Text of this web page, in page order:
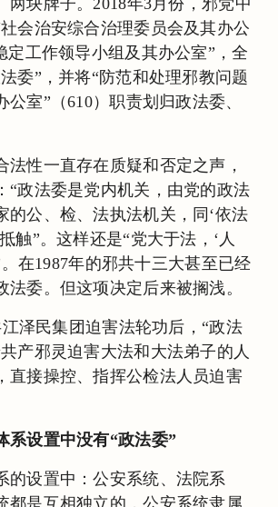
会治安综合治理委员会及其办公
定工作领导小组及其办公室”，全
委”，并将“防范和处理邪教问题
公室”（610）职责划归政法委、
法性一直存在质疑和否定之声，
“政法委是党内机关，由党的政法
的公、检、法执法机关，同‘依法
触”。这样还是“党大于法，‘人
。在1987年的邪共十三大甚至已经
法委。但这项决定后来被搁浅。
泽民集团迫害法轮功后，“政法
产邪灵迫害大法和大法弟子的人
直接操控、指挥公检法人员迫害
系设置中没有“政法委”
的设置中：公安系统、法院系
都是互相独立的，公安系统隶属